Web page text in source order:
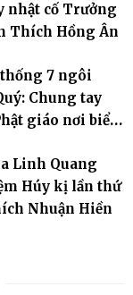
nhật cố Trưởng
Thích Hồng Ân
7 ngôi
Chung tay
giáo nơi biển
Linh Quang
Húy kị lần thứ
Nhuận Hiền